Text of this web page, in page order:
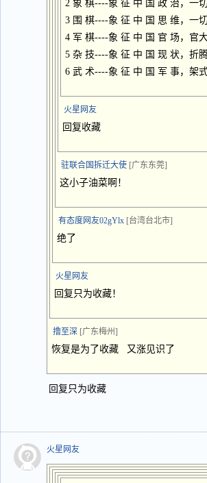
2 象 棋----象 征 中 国 政 治，一
3 围 棋----象 征 中 国 思 维，一切
4 军 棋----象 征 中 国 官 场，官
5 杂 技----象 征 中 国 现 状，折
6 武 术----象 征 中 国 军 事，架
火星网友
回复收藏
驻联合国拆迁大使 [广东东莞]
这小子油菜啊！
有态度网友02gYlx [台湾台北市]
绝了
火星网友
回复只为收藏！
撸至深 [广东梅州]
恢复是为了收藏 又涨见识了
回复只为收藏
火星网友